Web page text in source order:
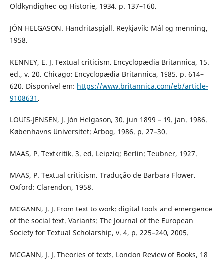
Oldkyndighed og Historie, 1934. p. 137–160.
JÓN HELGASON. Handritaspjall. Reykjavík: Mál og menning,
1958.
KENNEY, E. J. Textual criticism. Encyclopædia Britannica, 15.
ed., v. 20. Chicago: Encyclopædia Britannica, 1985. p. 614–
620. Disponível em: https://www.britannica.com/eb/article-
9108631 .
LOUIS-JENSEN, J. Jón Helgason, 30. jun 1899 – 19. jan. 1986.
Københavns Universitet: Årbog, 1986. p. 27–30.
MAAS, P. Textkritik. 3. ed. Leipzig; Berlin: Teubner, 1927.
MAAS, P. Textual criticism. Tradução de Barbara Flower.
Oxford: Clarendon, 1958.
MCGANN, J. J. From text to work: digital tools and emergence
of the social text. Variants: The Journal of the European
Society for Textual Scholarship, v. 4, p. 225–240, 2005.
MCGANN, J. J. Theories of texts. London Review of Books, 18